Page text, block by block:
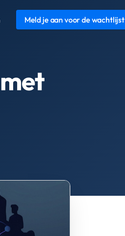
Meld je aan voor de wachtlijst